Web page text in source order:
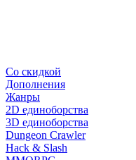
Со скидкой
Дополнения
Жанры
2D единоборства
3D единоборства
Dungeon Crawler
Hack & Slash